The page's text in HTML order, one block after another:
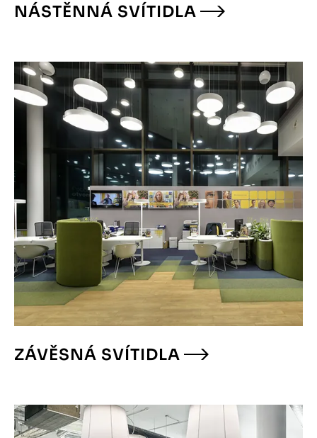
NÁSTĚNNÁ SVÍTIDLA
ZÁVĚSNÁ SVÍTIDLA